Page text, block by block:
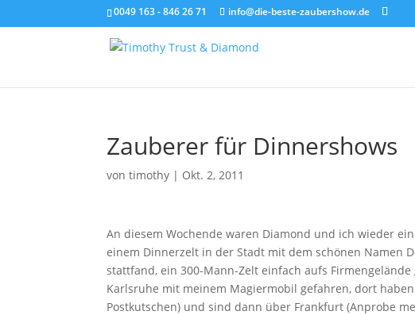
0049 163 - 846 26 71 info@die-beste-zaubershow.de
Zauberer für Dinnershows
vontimothy | Okt. 2, 2011
An diesem Wochende waren Diamond und ich wieder
einem Dinnerzelt in der Stadt mit dem schönen Namen
stattfand, ein 300-Mann-Zelt einfach aufs
Karlsruhe mit meinem Magiermobil gefahren, dort
Postkutschen) und sind dann über Frankfurt (Anprobe